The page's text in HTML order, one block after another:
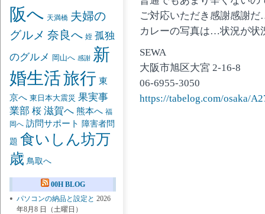
阪へ 天満橋 夫婦の
グルメ 奈良へ 姪 孤独
のグルメ
岡山へ 感謝 新
婚生活旅行 東
京へ 東日本大震災 果実事
業部 桜 滋賀へ 熊本へ 福
岡へ 訪問サポート 障害者問
題 食いしん坊万
歳 鳥取へ
00H BLOG
パソコンの納品と設定と 2026
年8月8 日（土曜日）
ご対応いただき感謝感謝
カレーの写真は…状況が状
SEWA
大阪市旭区大宮 2-16-8
06-6955-3050
https://tabelog.com/osaka/